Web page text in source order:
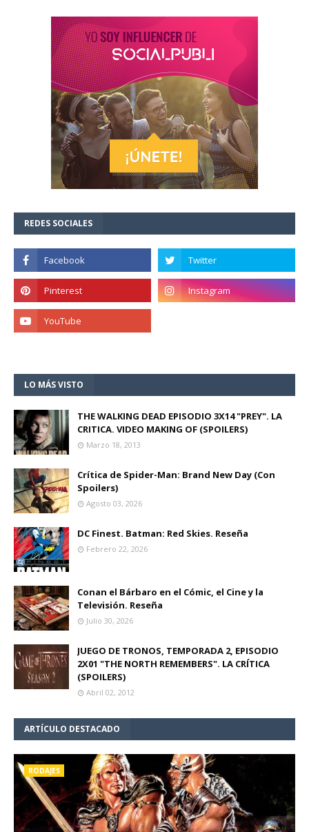
REDES SOCIALES
LO MÁS VISTO
THE WALKING DEAD EPISODIO 3X14 "PREY". LA
CRITICA. VIDEO MAKING OF (SPOILERS)
Marzo 18, 2013
Crítica de Spider-Man: Brand New Day (Con
Spoilers)
Agosto 03, 2026
DC Finest. Batman: Red Skies. Reseña
Febrero 22, 2026
Conan el Bárbaro en el Cómic, el Cine y la
Televisión. Reseña
Julio 30, 2026
JUEGO DE TRONOS, TEMPORADA 2, EPISODIO
2X01 "THE NORTH REMEMBERS". LA CRÍTICA
(SPOILERS)
Abril 02, 2012
ARTÍCULO DESTACADO
RODAJES